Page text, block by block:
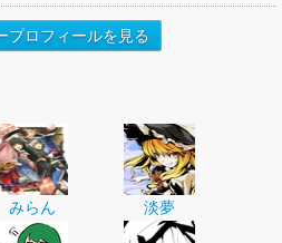
プロフィールを見る
みらん 淡夢